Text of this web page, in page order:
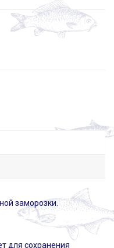
заморозки.
для сохранения